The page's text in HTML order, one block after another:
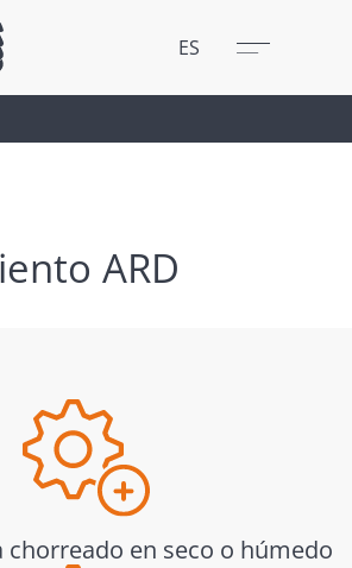
ES Menú
Cerrar
ARD
chorreado en seco o húmedo